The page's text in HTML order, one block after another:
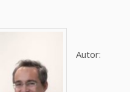
Autor: